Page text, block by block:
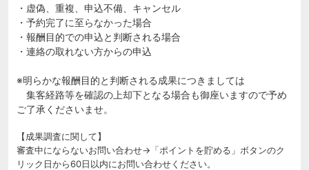
・虚偽、重複、申込不備、キャンセル
・予約完了に至らなかった場合
・報酬目的での申込と判断される場合
・連絡の取れない方からの申込
※明らかな報酬目的と判断される成果につきましては
集客経路等を確認の上却下となる場合も御座いますので予め
ご了承くださいませ。
【成果調査に関して】
審査中にならないお問い合わせ→「ポイントを貯める」ボタンのク
リック日から60日以内にお問い合わせください。